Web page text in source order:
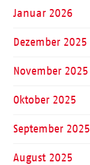
Januar 2026
Dezember 2025
November 2025
Oktober 2025
September 2025
August 2025